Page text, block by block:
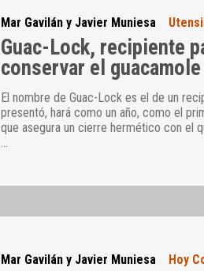
Mar Gavilán y Javier Muniesa
Guac-Lock, recipiente
conservar el guacamole
El nombre de Guac-Lock es el de un
presentó, hará como un año, como el
que asegura un cierre hermético con el
Mar Gavilán y Javier Muniesa Hoy